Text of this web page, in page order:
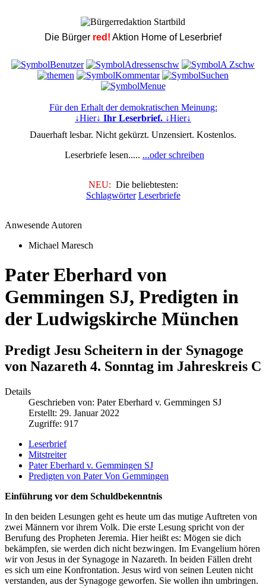
Die Bürger red! Aktion Home of Leserbrief
Für den Erhalt der demokratischen Meinung:
↓Hier↓ Ihr Leserbrief. ↓Hier↓
Dauerhaft lesbar. Nicht gekürzt. Unzensiert. Kostenlos.
Leserbriefe lesen..... ...oder schreiben
NEU: Die beliebtesten:
Schlagwörter Leserbriefe
Anwesende Autoren
Michael Maresch
Pater Eberhard von
Gemmingen SJ, Predigten in
der Ludwigskirche München
Predigt Jesu Scheitern in der Synagoge
von Nazareth 4. Sonntag im Jahreskreis C
Details
Geschrieben von: Pater Eberhard v. Gemmingen SJ
Erstellt: 29. Januar 2022
Zugriffe: 917
Leserbrief
Mitstreiter
Pater Eberhard v. Gemmingen SJ
Predigten von Pater Von Gemmingen
Einführung vor dem Schuldbekenntnis
In den beiden Lesungen geht es heute um das mutige Auftreten von
zwei Männern vor ihrem Volk. Die erste Lesung spricht von der
Berufung des Propheten Jeremia. Hier heißt es: Mögen sie dich
bekämpfen, sie werden dich nicht bezwingen. Im Evangelium hören
wir von Jesus in der Synagoge in Nazareth. In beiden Fällen dreht
es sich um eine Konfrontation. Jesus wird von seinen Leuten nicht
verstanden, aus der Synagoge geworfen. Sie wollen ihn umbringen.